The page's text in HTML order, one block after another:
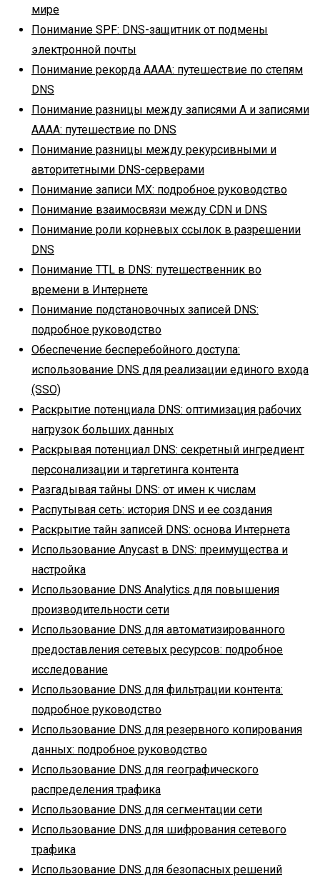
мире
Понимание SPF: DNS-защитник от подмены
электронной почты
Понимание рекорда AAAA: путешествие по степям
DNS
Понимание разницы между записями A и записями
AAAA: путешествие по DNS
Понимание разницы между рекурсивными и
авторитетными DNS-серверами
Понимание записи MX: подробное руководство
Понимание взаимосвязи между CDN и DNS
Понимание роли корневых ссылок в разрешении
DNS
Понимание TTL в DNS: путешественник во
времени в Интернете
Понимание подстановочных записей DNS:
подробное руководство
Обеспечение бесперебойного доступа:
использование DNS для реализации единого входа
(SSO)
Раскрытие потенциала DNS: оптимизация рабочих
нагрузок больших данных
Раскрывая потенциал DNS: секретный ингредиент
персонализации и таргетинга контента
Разгадывая тайны DNS: от имен к числам
Распутывая сеть: история DNS и ее создания
Раскрытие тайн записей DNS: основа Интернета
Использование Anycast в DNS: преимущества и
настройка
Использование DNS Analytics для повышения
производительности сети
Использование DNS для автоматизированного
предоставления сетевых ресурсов: подробное
исследование
Использование DNS для фильтрации контента:
подробное руководство
Использование DNS для резервного копирования
данных: подробное руководство
Использование DNS для географического
распределения трафика
Использование DNS для сегментации сети
Использование DNS для шифрования сетевого
трафика
Использование DNS для безопасных решений